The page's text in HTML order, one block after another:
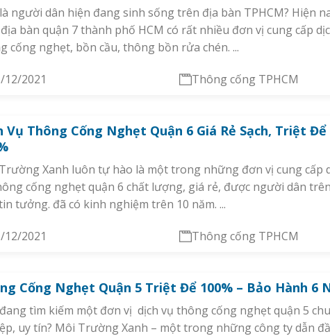
người dân hiện đang sinh sống trên địa bàn TPHCM? Hiện
bàn quận 7 thành phố HCM có rất nhiều đơn vị cung cấp
cống nghẹt, bồn cầu, thông bồn rửa chén. ...
12/2021 Thông cống TPHCM
Vụ Thông Cống Nghẹt Quận 6 Giá Rẻ Sạch, Triệt Để
Xanh luôn tự hào là một trong những đơn vị cung cấp
cống nghẹt quận 6 chất lượng, giá rẻ, được người dân
tưởng. đã có kinh nghiệm trên 10 năm. ...
12/2021 Thông cống TPHCM
Cống Nghẹt Quận 5 Triệt Để 100% – Bảo Hành 6
tìm kiếm một đơn vị dịch vụ thông cống nghẹt quận 5
uy tín? Môi Trường Xanh – một trong những công ty dẫn